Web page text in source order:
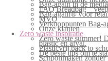
Bag-again in de media
FAQ Breadbag –
Bag-again® voor
MVO
Verkooppunten Bag-
Onze klanten
Zero waste inspiratie
Zero waste summer!
plastic en afval.
Plasticvrij back to
De beste tips om te
Schoonmaken zonder